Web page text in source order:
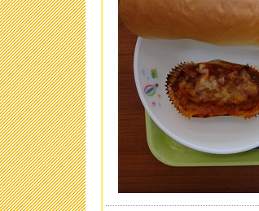
2020年6月25日 08:12
学校教育活動の再開，
2020年5月14日 18:11
臨時休校中の一時預かり
2020年4月30日 10:00
臨時休校延長のお知らせ
2020年4月28日 15:35
2020年4月17日 16:00